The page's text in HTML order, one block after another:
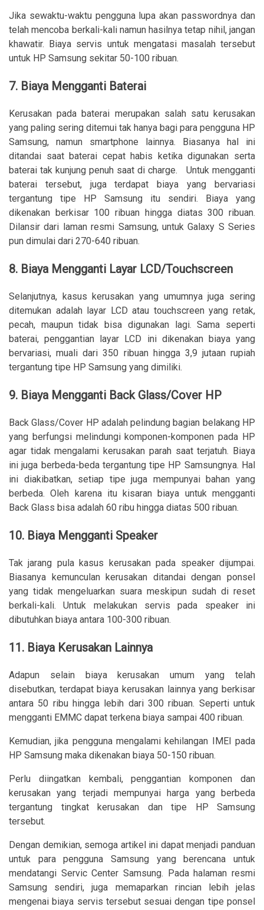
Jika sewaktu-waktu pengguna lupa akan passwordnya dan
telah mencoba berkali-kali namun hasilnya tetap nihil, jangan
khawatir. Biaya servis untuk mengatasi masalah tersebut
untuk HP Samsung sekitar 50-100 ribuan.
7. Biaya Mengganti Baterai
Kerusakan pada baterai merupakan salah satu kerusakan
yang paling sering ditemui tak hanya bagi para pengguna HP
Samsung, namun smartphone lainnya. Biasanya hal ini
ditandai saat baterai cepat habis ketika digunakan serta
baterai tak kunjung penuh saat di charge. Untuk mengganti
baterai tersebut, juga terdapat biaya yang bervariasi
tergantung tipe HP Samsung itu sendiri. Biaya yang
dikenakan berkisar 100 ribuan hingga diatas 300 ribuan.
Dilansir dari laman resmi Samsung, untuk Galaxy S Series
pun dimulai dari 270-640 ribuan.
8. Biaya Mengganti Layar LCD/Touchscreen
Selanjutnya, kasus kerusakan yang umumnya juga sering
ditemukan adalah layar LCD atau touchscreen yang retak,
pecah, maupun tidak bisa digunakan lagi. Sama seperti
baterai, penggantian layar LCD ini dikenakan biaya yang
bervariasi, muali dari 350 ribuan hingga 3,9 jutaan rupiah
tergantung tipe HP Samsung yang dimiliki.
9. Biaya Mengganti Back Glass/Cover HP
Back Glass/Cover HP adalah pelindung bagian belakang HP
yang berfungsi melindungi komponen-komponen pada HP
agar tidak mengalami kerusakan parah saat terjatuh. Biaya
ini juga berbeda-beda tergantung tipe HP Samsungnya. Hal
ini diakibatkan, setiap tipe juga mempunyai bahan yang
berbeda. Oleh karena itu kisaran biaya untuk mengganti
Back Glass bisa adalah 60 ribu hingga diatas 500 ribuan.
10. Biaya Mengganti Speaker
Tak jarang pula kasus kerusakan pada speaker dijumpai.
Biasanya kemunculan kerusakan ditandai dengan ponsel
yang tidak mengeluarkan suara meskipun sudah di reset
berkali-kali. Untuk melakukan servis pada speaker ini
dibutuhkan biaya antara 100-300 ribuan.
11. Biaya Kerusakan Lainnya
Adapun selain biaya kerusakan umum yang telah
disebutkan, terdapat biaya kerusakan lainnya yang berkisar
antara 50 ribu hingga lebih dari 300 ribuan. Seperti untuk
mengganti EMMC dapat terkena biaya sampai 400 ribuan.
Kemudian, jika pengguna mengalami kehilangan IMEI pada
HP Samsung maka dikenakan biaya 50-150 ribuan.
Perlu diingatkan kembali, penggantian komponen dan
kerusakan yang terjadi mempunyai harga yang berbeda
tergantung tingkat kerusakan dan tipe HP Samsung
tersebut.
Dengan demikian, semoga artikel ini dapat menjadi panduan
untuk para pengguna Samsung yang berencana untuk
mendatangi Servic Center Samsung. Pada halaman resmi
Samsung sendiri, juga memaparkan rincian lebih jelas
mengenai biaya servis tersebut sesuai dengan tipe ponsel